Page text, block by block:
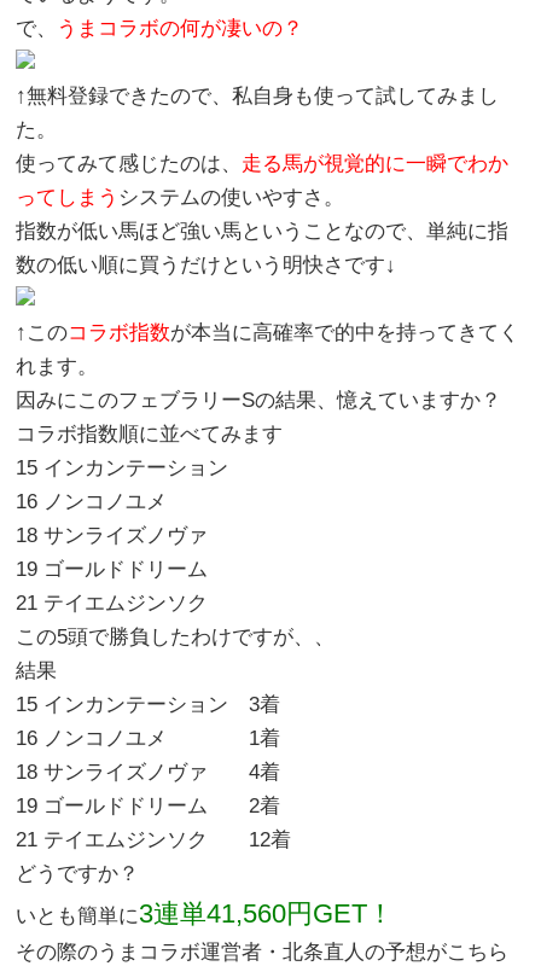
で、
うまコラボの何が凄いの？
↑無料登録できたので、私自身も使って試してみまし
た。
使ってみて感じたのは、 走る馬が視覚的に一瞬でわか
ってしまう システムの使いやすさ。
指数が低い馬ほど強い馬ということなので、単純に指
数の低い順に買うだけという明快さです↓
↑このコラボ指数が本当に高確率で的中を持ってきてく
れます。
因みにこのフェブラリーSの結果、憶えていますか？
コラボ指数順に並べてみます
15 インカンテーション
16 ノンコノユメ
18 サンライズノヴァ
19 ゴールドドリーム
21 テイエムジンソク
この5頭で勝負したわけですが、、
結果
15 インカンテーション 3着
16 ノンコノユメ 1着
18 サンライズノヴァ 4着
19 ゴールドドリーム 2着
21 テイエムジンソク 12着
どうですか？
いとも簡単に3連単41,560円GET！
その際のうまコラボ運営者・北条直人の予想がこちら